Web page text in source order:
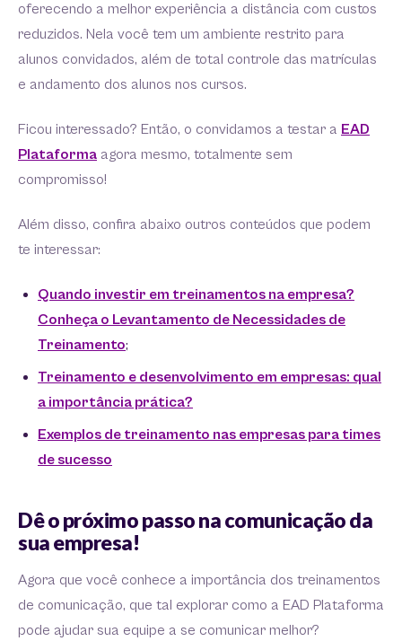
oferecendo a melhor experiência a distância com custos
reduzidos. Nela você tem um ambiente restrito para
alunos convidados, além de total controle das matrículas
e andamento dos alunos nos cursos.
Ficou interessado? Então, o convidamos a testar a EAD
Plataforma agora mesmo, totalmente sem
compromisso!
Além disso, confira abaixo outros conteúdos que podem
te interessar:
Quando investir em treinamentos na empresa?
Conheça o Levantamento de Necessidades de
Treinamento;
Treinamento e desenvolvimento em empresas: qual
a importância prática?
Exemplos de treinamento nas empresas para times
de sucesso
Dê o próximo passo na comunicação da
sua empresa!
Agora que você conhece a importância dos treinamentos
de comunicação, que tal explorar como a EAD Plataforma
pode ajudar sua equipe a se comunicar melhor?